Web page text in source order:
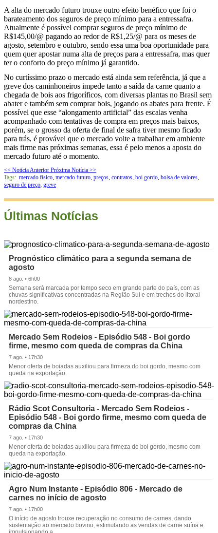
A alta do mercado futuro trouxe outro efeito benéfico que foi o
barateamento dos seguros de preço mínimo para a entressafra.
Atualmente é possível comprar seguros de preço mínimo de
R$145,00/@ pagando ao redor de R$1,25/@ para os meses de
agosto, setembro e outubro, sendo essa uma boa oportunidade para
quem quer apostar numa alta de preços para a entressafra, mas quer
ter o conforto do preço mínimo já garantido.
No curtíssimo prazo o mercado está ainda sem referência, já que a
greve dos caminhoneiros impede tanto a saída da carne quanto a
chegada de bois aos frigoríficos, com diversas plantas no Brasil sem
abater e também sem comprar bois, jogando os abates para frente. É
possível que esse “alongamento artificial” das escalas venha
acompanhado com tentativas de compra em preços mais baixos,
porém, se o grosso da oferta de final de safra tiver mesmo ficado
para trás, é provável que o mercado volte a trabalhar em ambiente
mais firme nas próximas semanas, essa é pelo menos a aposta do
mercado futuro até o momento.
<< Notícia Anterior Próxima Notícia >>
Tags: mercado físico, mercado futuro, preços, contratos, boi gordo, bolsa de valores,
seguro de preço, greve
Últimas Notícias
Prognóstico climático para a segunda semana de
agosto
8 ago. • 6h00
Semana será marcada por tempo seco em grande parte do país, com as
chuvas significativas concentradas na Região Sul e em trechos do litoral
nordestino.
Mercado Sem Rodeios - Episódio 548 - Boi gordo
firme, mesmo com queda de compras da China
7 ago. • 17h30
Menor oferta de boiadas auxiliou para firmeza do boi gordo, mesmo com
queda na exportação.
Rádio Scot Consultoria - Mercado Sem Rodeios -
Episódio 548 - Boi gordo firme, mesmo com queda de
compras da China
7 ago. • 17h30
Menor oferta de boiadas auxiliou para firmeza do boi gordo, mesmo com
queda na exportação.
Agro Num Instante - Episódio 806 - Mercado de
carnes no início de agosto
7 ago. • 17h00
O início de agosto trouxe recuperação no consumo de carnes, dando
sustentação ao mercado bovino, estimulando as vendas de carne suína e